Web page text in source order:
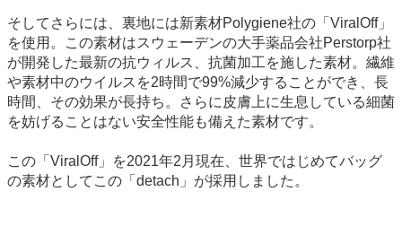
そしてさらには、裏地には新素材Polygiene社の「ViralOff」
を使用。この素材はスウェーデンの大手薬品会社Perstorp社
が開発した最新の抗ウィルス、抗菌加工を施した素材。繊維
や素材中のウイルスを2時間で99%減少することができ、長
時間、その効果が長持ち。さらに皮膚上に生息している細菌
を妨げることはない安全性能も備えた素材です。
この「ViralOff」を2021年2月現在、世界ではじめてバッグ
の素材としてこの「detach」が採用しました。